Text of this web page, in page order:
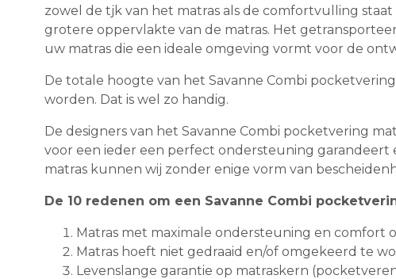
zowel de tjk van het matras als de comfortvulling
grotere oppervlakte van de matras. Het
uw matras die een ideale omgeving vormt voor de
De totale hoogte van het Savanne Combi
worden. Dat is wel zo handig.
De designers van het Savanne Combi pocketvering
voor een ieder een perfect ondersteuning garandeert
matras kunnen wij zonder enige vorm van
De 10 redenen om een Savanne Combi
Matras met maximale ondersteuning en comfort
Matras hoeft niet gedraaid en/of omgekeerd te
Levenslange garantie op matraskern